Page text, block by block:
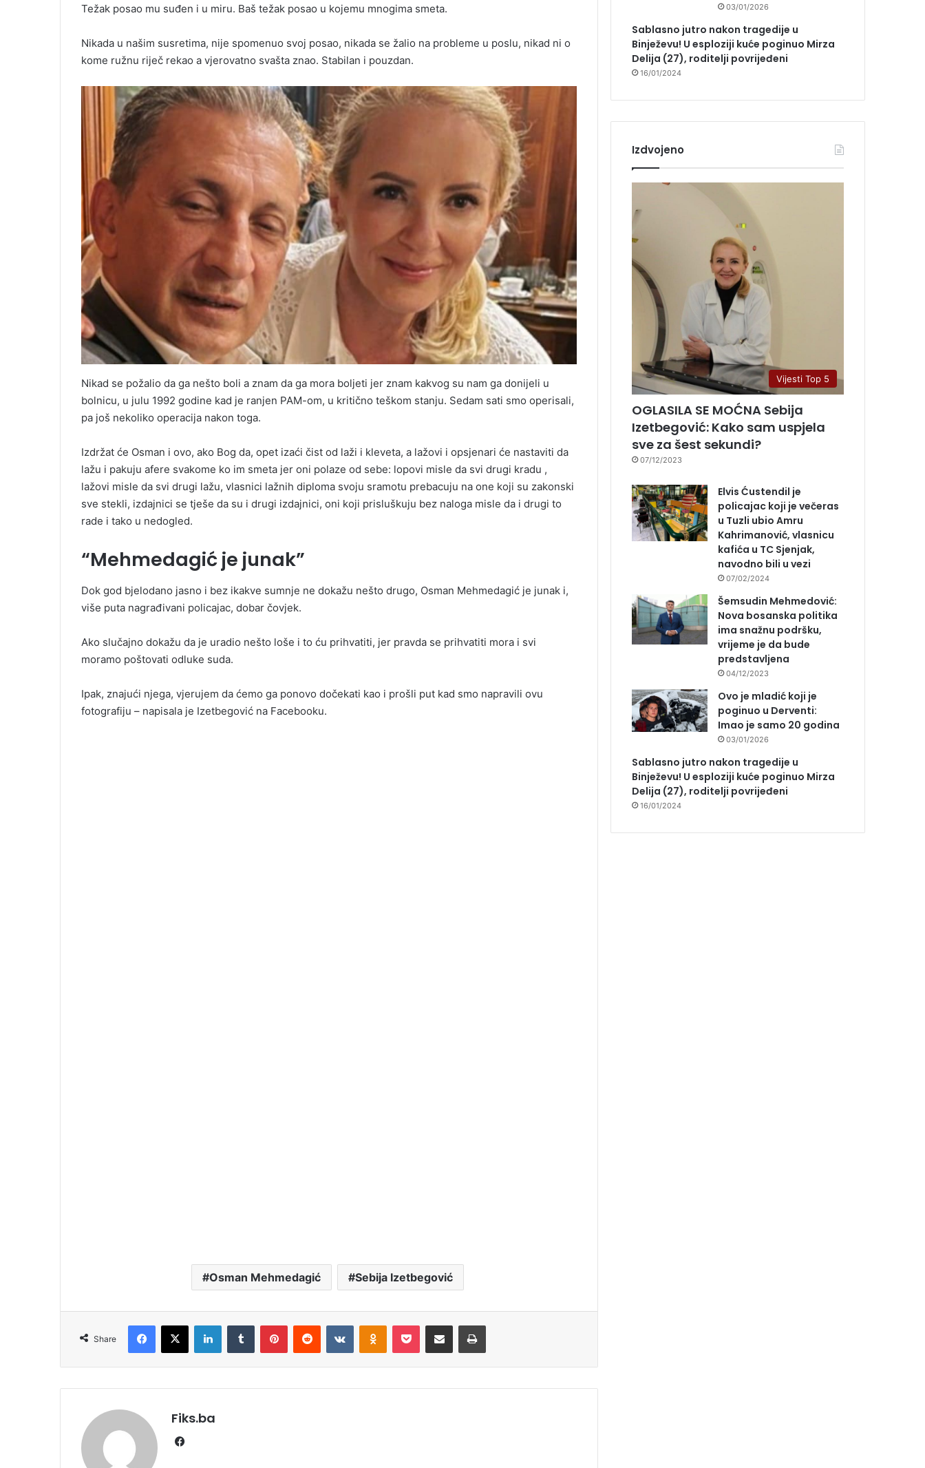
Težak posao mu suđen i u miru. Baš težak posao u kojemu mnogima smeta.
Nikada u našim susretima, nije spomenuo svoj posao, nikada se žalio na probleme u poslu, nikad ni o
kome ružnu riječ rekao a vjerovatno svašta znao. Stabilan i pouzdan.
Nikad se požalio da ga nešto boli a znam da ga mora boljeti jer znam kakvog su nam ga donijeli u
bolnicu, u julu 1992 godine kad je ranjen PAM-om, u kritično teškom stanju. Sedam sati smo operisali,
pa još nekoliko operacija nakon toga.
Izdržat će Osman i ovo, ako Bog da, opet izaći čist od laži i kleveta, a lažovi i opsjenari će nastaviti da
lažu i pakuju afere svakome ko im smeta jer oni polaze od sebe: lopovi misle da svi drugi kradu ,
lažovi misle da svi drugi lažu, vlasnici lažnih diploma svoju sramotu prebacuju na one koji su zakonski
sve stekli, izdajnici se tješe da su i drugi izdajnici, oni koji prisluškuju bez naloga misle da i drugi to
rade i tako u nedogled.
“Mehmedagić je junak”
Dok god bjelodano jasno i bez ikakve sumnje ne dokažu nešto drugo, Osman Mehmedagić je junak i,
više puta nagrađivani policajac, dobar čovjek.
Ako slučajno dokažu da je uradio nešto loše i to ću prihvatiti, jer pravda se prihvatiti mora i svi
moramo poštovati odluke suda.
Ipak, znajući njega, vjerujem da ćemo ga ponovo dočekati kao i prošli put kad smo napravili ovu
fotografiju – napisala je Izetbegović na Facebooku.
Osman Mehmedagić Sebija Izetbegović
Share
Facebook
X LinkedInTumblr PinterestReddit VKontakteOdnoklassniki
Pocket Share via Email Print
Fiks.ba
03/01/2026
Sablasno jutro nakon tragedije u
Binježevu! U esploziji kuće poginuo Mirza
Delija (27), roditelji povrijeđeni
16/01/2024
Izdvojeno
Vijesti Top 5
OGLASILA SE MOĆNA Sebija
Izetbegović: Kako sam uspjela
sve za šest sekundi?
07/12/2023
Elvis Ćustendil je
policajac koji je večeras
u Tuzli ubio Amru
Kahrimanović, vlasnicu
kafića u TC Sjenjak,
navodno bili u vezi
07/02/2024
Šemsudin Mehmedović:
Nova bosanska politika
ima snažnu podršku,
vrijeme je da bude
predstavljena
04/12/2023
Ovo je mladić koji je
poginuo u Derventi:
Imao je samo 20 godina
03/01/2026
Sablasno jutro nakon tragedije u
Binježevu! U esploziji kuće poginuo Mirza
Delija (27), roditelji povrijeđeni
16/01/2024